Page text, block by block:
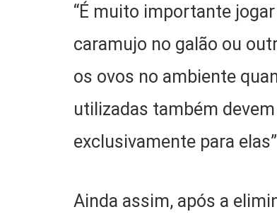
“É muito importante
caramujo no galão ou
os ovos no ambiente
utilizadas também
exclusivamente para
Ainda assim, após a